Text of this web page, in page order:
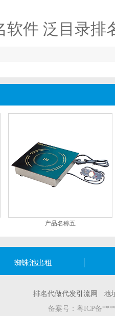
软件 泛目录排
产品名称五
蜘蛛池出租
排名代做代发引流网 地
备案号： 粤ICP备